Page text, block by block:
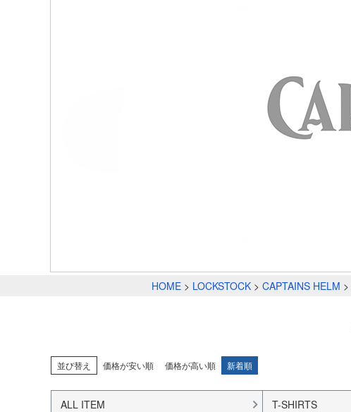
HOME LOCKSTOCK CAPTAINS HELM
並び替え 価格が安い順 価格が高い順 新着順
ALL ITEM T-SHIRTS